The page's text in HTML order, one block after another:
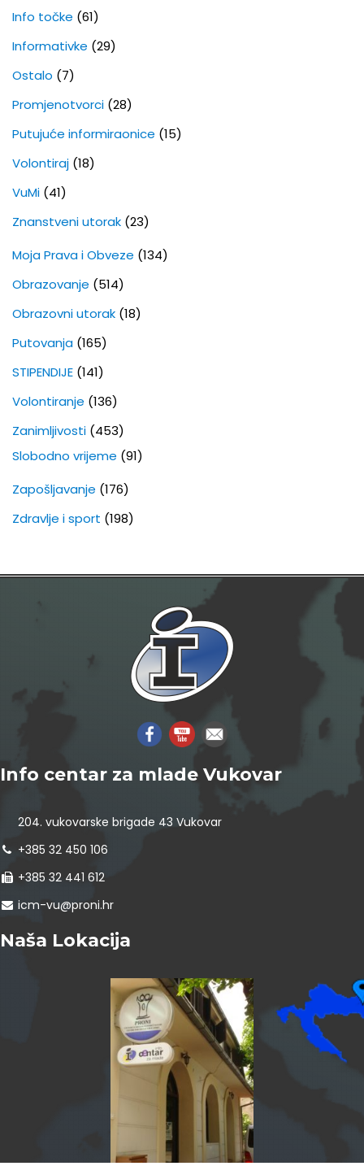
Info točke (61)
Informativke (29)
Ostalo (7)
Promjenotvorci (28)
Putujuće informiraonice (15)
Volontiraj (18)
VuMi (41)
Znanstveni utorak (23)
Moja Prava i Obveze (134)
Obrazovanje (514)
Obrazovni utorak (18)
Putovanja (165)
STIPENDIJE (141)
Volontiranje (136)
Zanimljivosti (453)
Slobodno vrijeme (91)
Zapošljavanje (176)
Zdravlje i sport (198)
Info centar za mlade Vukovar
204. vukovarske brigade 43 Vukovar
+385 32 450 106
+385 32 441 612
icm-vu@proni.hr
Naša Lokacija